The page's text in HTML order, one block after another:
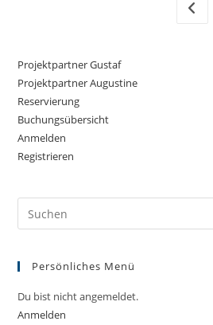
Zur
Projektpartner Gustaf
Projektpartner Augustine
Reservierung
Buchungsübersicht
Anmelden
Registrieren
Persönliches Menü
Du bist nicht angemeldet.
Anmelden